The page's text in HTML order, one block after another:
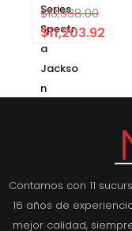
Series
Spectr
a
Jackso
n
$13,338.00
$11,203.92
Contamos con 11
16 años de
mejor calidad,